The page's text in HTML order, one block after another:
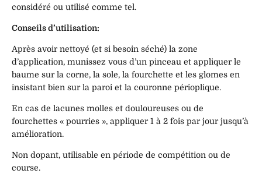
considéré ou utilisé comme tel.
Conseils d’utilisation:
Après avoir nettoyé (et si besoin séché) la zone
d’application, munissez vous d’un pinceau et appliquer le
baume sur la corne, la sole, la fourchette et les glomes en
insistant bien sur la paroi et la couronne périoplique.
En cas de lacunes molles et douloureuses ou de
fourchettes « pourries », appliquer 1 à 2 fois par jour jusqu’à
amélioration.
Non dopant, utilisable en période de compétition ou de
course.